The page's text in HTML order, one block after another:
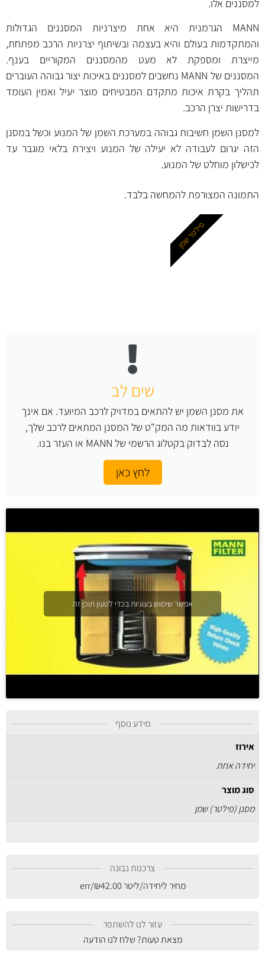
למסננים אלו.
MANN הגרמנית היא אחת מיצרניות המסננים הגדולות
והמתקדמות בעולם והיא בעצמה ובשיתוף יצרניות הרכב מפתחת,
מייצרת ומספקת לא מעט מהמסננים המקוריים בענף.
המסננים של MANN נחשבים למסננים באיכות יצור גבוהה העוברים
תהליך בקרת איכות מתקדם המבטיחים מוצר יעיל ואמין העומד
בדרישות יצרן הרכב.
למסנן השמן חשיבות גבוהה במערכת השמן של המנוע וכשל במסנן
הזה יגרום לעבודה לא יעילה של המנוע ויצירת בלאי מוגבר עד
לכישלון מוחלט של המנוע.
התמונה המצורפת להמחשה בלבד.
שים לב
את מסנן השמן יש להתאים במדויק לרכב המיועד. אם אינך
יודע בוודאות מה המק"ט של המסנן המתאים לרכב שלך,
נסה לבדוק בקטלוג הרשמי של MANN או העזר בנו.
לחץ כאן
פילטר שמן
אפשר שימוש בעוגיות בכדי לטעון תוכן זה
מידע נוסף
אירוז
יחידה אחת
סוג מוצר
מסנן (פילטר) שמן
צרכנות נבונה
מחיר ליחידה/ליטר
₪42.00
/err
עזור לנו להשתפר
מצאת טעות? שלח לנו הודעה